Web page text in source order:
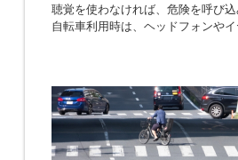
聴覚を使わなければ、危険を呼び込
自転車利用時は、ヘッドフォンや